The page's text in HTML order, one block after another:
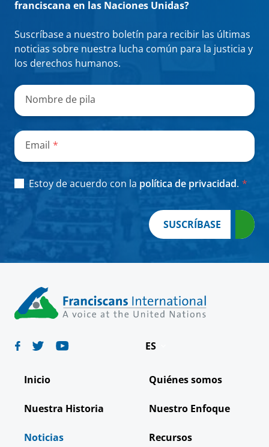
franciscana en las Naciones Unidas?
Suscríbase a nuestro boletín para recibir las últimas
noticias sobre nuestra lucha común para la justicia y
los derechos humanos.
" *"
señala
los
campos
obligatorios
Nombre de pila
Email *
Consent *
Estoy de acuerdo con la política de privacidad. *
SUSCRÍBASE
ES
Deutsch
Italiano
Inicio Quiénes somos
Nuestra Historia Nuestro Enfoque
Noticias Recursos